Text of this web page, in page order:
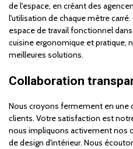
de l'espace, en créant des
l'utilisation de chaque mètre
espace de travail fonctionnel
cuisine ergonomique et pratique,
meilleures solutions.
Collaboration
Nous croyons fermement en une
clients. Votre satisfaction est
nous impliquons activement nos
de design d'intérieur. Nous